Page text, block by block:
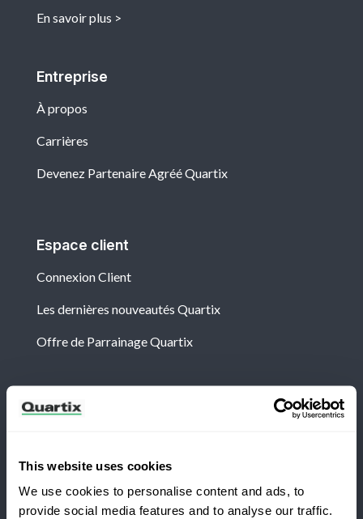
This website uses cookies
We use cookies to personalise content and ads, to
provide social media features and to analyse our traffic.
En savoir plus
Entreprise
À propos
Carrières
Devenez Partenaire Agréé Quartix
Espace client
Connexion Client
Les dernières nouveautés Quartix
Offre de Parrainage Quartix
Newsletter
cas de Quartix